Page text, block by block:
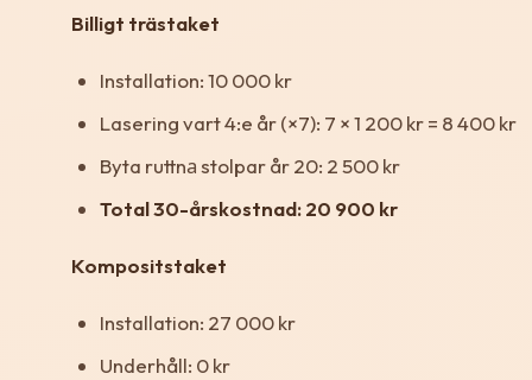
Billigt trästaket
Installation: 10 000 kr
Lasering vart 4:e år (×7): 7 × 1 200 kr = 8 400 kr
Byta ruttnа stolpar år 20: 2 500 kr
Total 30-årskostnad: 20 900 kr
Kompositstaket
Installation: 27 000 kr
Underhåll: 0 kr